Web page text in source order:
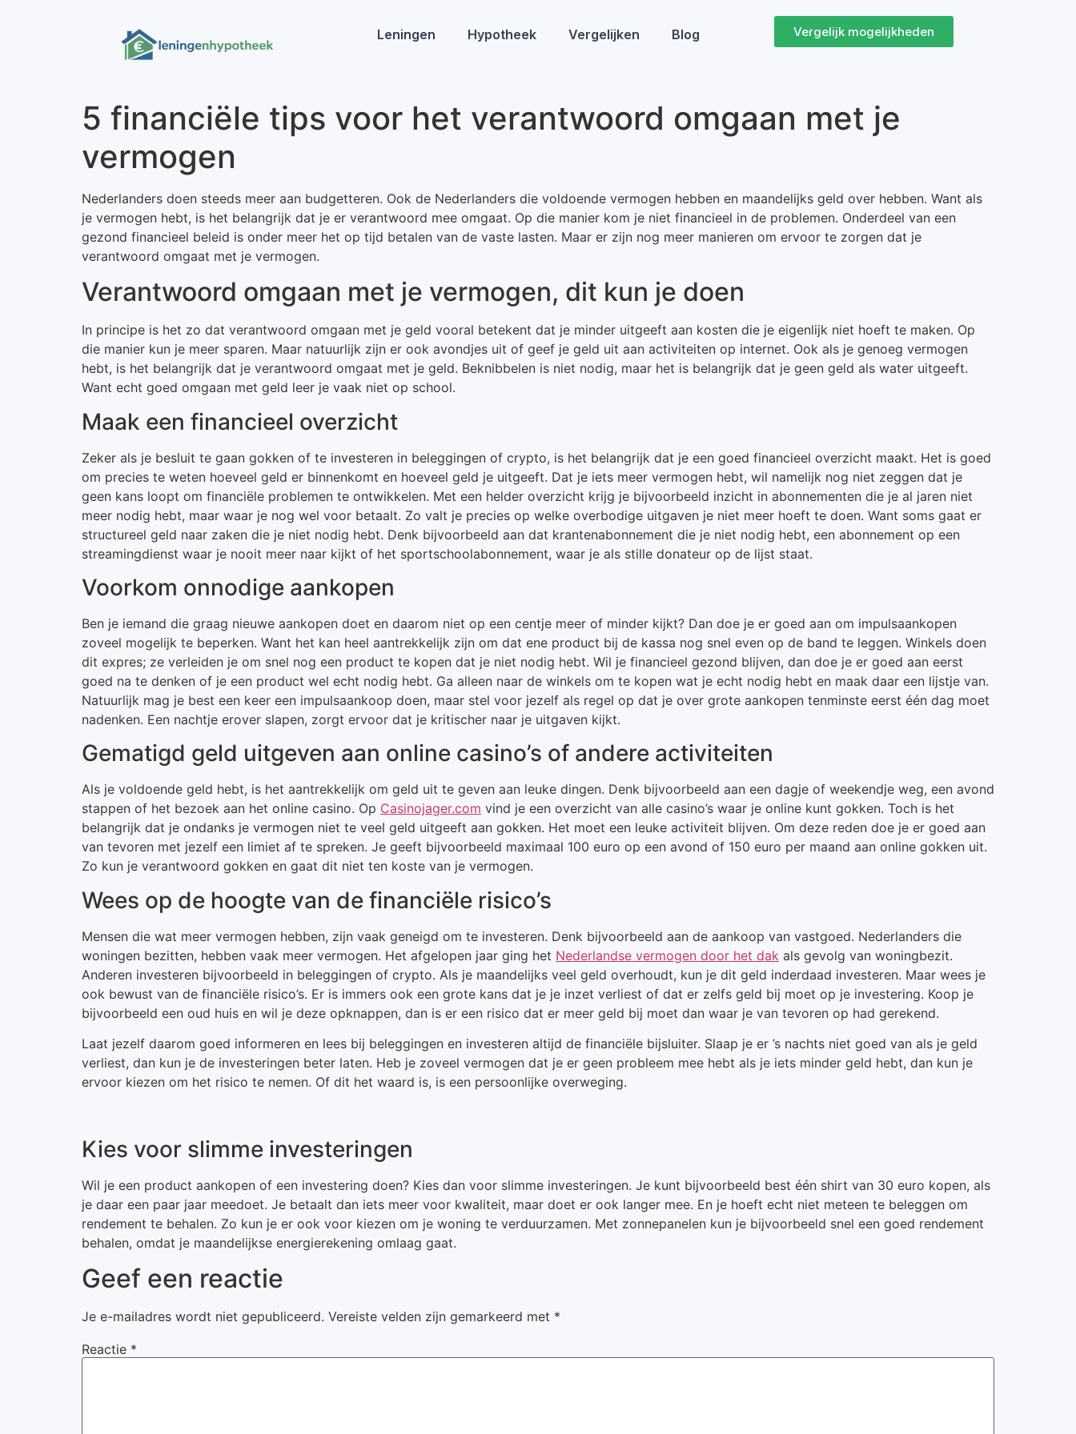
Leningen Hypotheek Vergelijken Blog Vergelijk mogelijkheden
5 financiële tips voor het verantwoord omgaan met je
vermogen
Nederlanders doen steeds meer aan budgetteren. Ook de Nederlanders die voldoende vermogen hebben en maandelijks geld over hebben. Want als
je vermogen hebt, is het belangrijk dat je er verantwoord mee omgaat. Op die manier kom je niet financieel in de problemen. Onderdeel van een
gezond financieel beleid is onder meer het op tijd betalen van de vaste lasten. Maar er zijn nog meer manieren om ervoor te zorgen dat je
verantwoord omgaat met je vermogen.
Verantwoord omgaan met je vermogen, dit kun je doen
In principe is het zo dat verantwoord omgaan met je geld vooral betekent dat je minder uitgeeft aan kosten die je eigenlijk niet hoeft te maken. Op
die manier kun je meer sparen. Maar natuurlijk zijn er ook avondjes uit of geef je geld uit aan activiteiten op internet. Ook als je genoeg vermogen
hebt, is het belangrijk dat je verantwoord omgaat met je geld. Beknibbelen is niet nodig, maar het is belangrijk dat je geen geld als water uitgeeft.
Want echt goed omgaan met geld leer je vaak niet op school.
Maak een financieel overzicht
Zeker als je besluit te gaan gokken of te investeren in beleggingen of crypto, is het belangrijk dat je een goed financieel overzicht maakt. Het is goed
om precies te weten hoeveel geld er binnenkomt en hoeveel geld je uitgeeft. Dat je iets meer vermogen hebt, wil namelijk nog niet zeggen dat je
geen kans loopt om financiële problemen te ontwikkelen. Met een helder overzicht krijg je bijvoorbeeld inzicht in abonnementen die je al jaren niet
meer nodig hebt, maar waar je nog wel voor betaalt. Zo valt je precies op welke overbodige uitgaven je niet meer hoeft te doen. Want soms gaat er
structureel geld naar zaken die je niet nodig hebt. Denk bijvoorbeeld aan dat krantenabonnement die je niet nodig hebt, een abonnement op een
streamingdienst waar je nooit meer naar kijkt of het sportschoolabonnement, waar je als stille donateur op de lijst staat.
Voorkom onnodige aankopen
Ben je iemand die graag nieuwe aankopen doet en daarom niet op een centje meer of minder kijkt? Dan doe je er goed aan om impulsaankopen
zoveel mogelijk te beperken. Want het kan heel aantrekkelijk zijn om dat ene product bij de kassa nog snel even op de band te leggen. Winkels doen
dit expres; ze verleiden je om snel nog een product te kopen dat je niet nodig hebt. Wil je financieel gezond blijven, dan doe je er goed aan eerst
goed na te denken of je een product wel echt nodig hebt. Ga alleen naar de winkels om te kopen wat je echt nodig hebt en maak daar een lijstje van.
Natuurlijk mag je best een keer een impulsaankoop doen, maar stel voor jezelf als regel op dat je over grote aankopen tenminste eerst één dag moet
nadenken. Een nachtje erover slapen, zorgt ervoor dat je kritischer naar je uitgaven kijkt.
Gematigd geld uitgeven aan online casino’s of andere activiteiten
Als je voldoende geld hebt, is het aantrekkelijk om geld uit te geven aan leuke dingen. Denk bijvoorbeeld aan een dagje of weekendje weg, een avond
stappen of het bezoek aan het online casino. Op Casinojager.com vind je een overzicht van alle casino’s waar je online kunt gokken. Toch is het
belangrijk dat je ondanks je vermogen niet te veel geld uitgeeft aan gokken. Het moet een leuke activiteit blijven. Om deze reden doe je er goed aan
van tevoren met jezelf een limiet af te spreken. Je geeft bijvoorbeeld maximaal 100 euro op een avond of 150 euro per maand aan online gokken uit.
Zo kun je verantwoord gokken en gaat dit niet ten koste van je vermogen.
Wees op de hoogte van de financiële risico’s
Mensen die wat meer vermogen hebben, zijn vaak geneigd om te investeren. Denk bijvoorbeeld aan de aankoop van vastgoed. Nederlanders die
woningen bezitten, hebben vaak meer vermogen. Het afgelopen jaar ging het Nederlandse vermogen door het dak als gevolg van woningbezit.
Anderen investeren bijvoorbeeld in beleggingen of crypto. Als je maandelijks veel geld overhoudt, kun je dit geld inderdaad investeren. Maar wees je
ook bewust van de financiële risico’s. Er is immers ook een grote kans dat je je inzet verliest of dat er zelfs geld bij moet op je investering. Koop je
bijvoorbeeld een oud huis en wil je deze opknappen, dan is er een risico dat er meer geld bij moet dan waar je van tevoren op had gerekend.
Laat jezelf daarom goed informeren en lees bij beleggingen en investeren altijd de financiële bijsluiter. Slaap je er ’s nachts niet goed van als je geld
verliest, dan kun je de investeringen beter laten. Heb je zoveel vermogen dat je er geen probleem mee hebt als je iets minder geld hebt, dan kun je
ervoor kiezen om het risico te nemen. Of dit het waard is, is een persoonlijke overweging.
Kies voor slimme investeringen
Wil je een product aankopen of een investering doen? Kies dan voor slimme investeringen. Je kunt bijvoorbeeld best één shirt van 30 euro kopen, als
je daar een paar jaar meedoet. Je betaalt dan iets meer voor kwaliteit, maar doet er ook langer mee. En je hoeft echt niet meteen te beleggen om
rendement te behalen. Zo kun je er ook voor kiezen om je woning te verduurzamen. Met zonnepanelen kun je bijvoorbeeld snel een goed rendement
behalen, omdat je maandelijkse energierekening omlaag gaat.
Geef een reactie
Je e-mailadres wordt niet gepubliceerd. Vereiste velden zijn gemarkeerd met *
Reactie *